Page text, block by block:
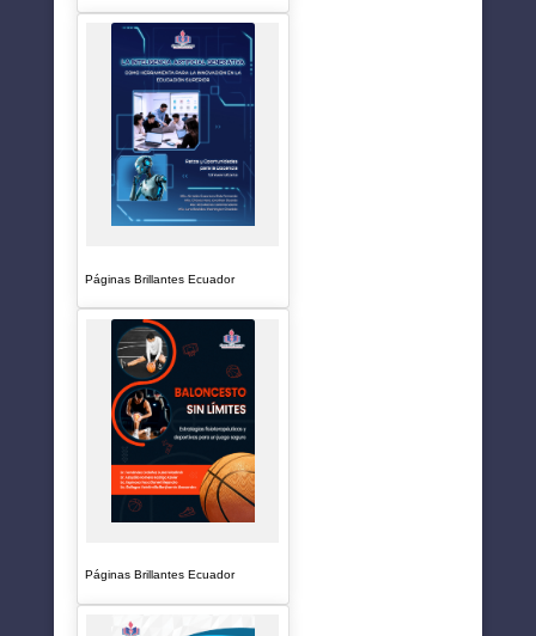
Páginas Brillantes Ecuador
Páginas Brillantes Ecuador